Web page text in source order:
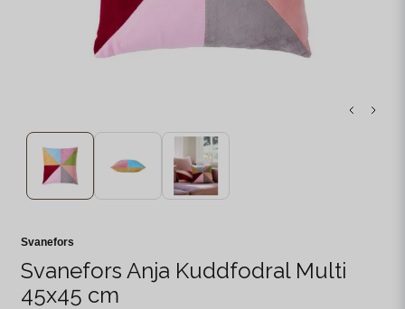
Svanefors
Svanefors Anja Kuddfodral Multi
45x45 cm